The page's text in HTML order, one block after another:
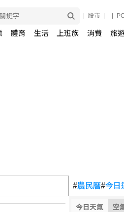
股市
體育 生活 上班族 消費 旅
#農民曆#今日
今日天氣 空